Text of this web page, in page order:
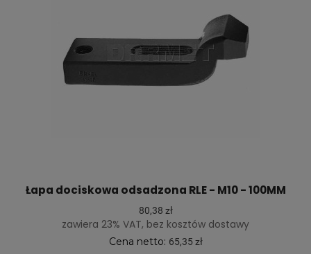
Łapa dociskowa odsadzona RLE - M10 - 100MM
80,38 zł
zawiera 23% VAT, bez kosztów dostawy
Cena netto: 65,35 zł